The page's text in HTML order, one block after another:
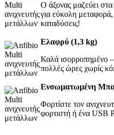
Ο άξονας μαζεύει
για εύκολη
καταδύσεις!
Ελαφρύ (1,3 kg)
Καλά ισορροπημένο
πολλές ώρες χωρίς
Ενσωματωμένη
Φορτίστε τον
φορτιστή ή ένα USB